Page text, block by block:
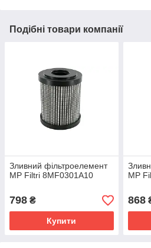
Подібні товари компанії
Зливний фільтроелемент
MP Filtri 8MF0301A10
798 ₴
Купити
MP
868